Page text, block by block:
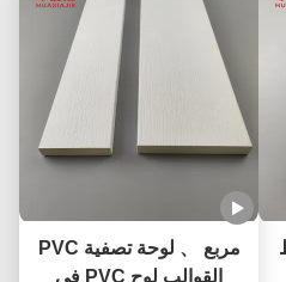
مربع 、 لوحة تصفية PVC
القوالب لوح PVC في